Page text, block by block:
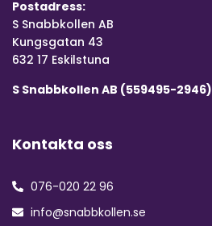
Postadress:
S Snabbkollen AB
Kungsgatan 43
632 17 Eskilstuna
S Snabbkollen AB (559495-2946)
Kontakta oss
076-020 22 96
info@snabbkollen.se